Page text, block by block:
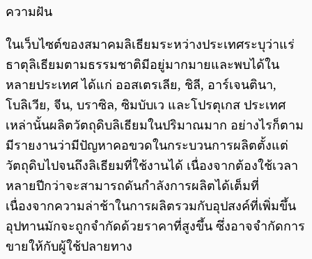
ความฝัน
ในเว็บไซต์ของสมาคมลิเธียมระหว่างประเทศระบุว่าแร่
ธาตุลิเธียมตามธรรมชาติมีอยู่มากมายและพบได้ใน
หลายประเทศ ได้แก่ ออสเตรเลีย, ชิลี, อาร์เจนตินา,
โบลิเวีย, จีน, บราซิล, ซิมบับเว และโปรตุเกส ประเทศ
เหล่านั้นผลิตวัตถุดิบลิเธียมในปริมาณมาก อย่างไรก็ตาม
มีรายงานว่ามีปัญหาคอขวดในกระบวนการผลิตตั้งแต่
วัตถุดิบไปจนถึงลิเธียมที่ใช้งานได้ เนื่องจากต้องใช้เวลา
หลายปีกว่าจะสามารถดันกำลังการผลิตได้เต็มที่
เนื่องจากความล่าช้าในการผลิตรวมกับอุปสงค์ที่เพิ่มขึ้น
อุปทานมักจะถูกจำกัดด้วยราคาที่สูงขึ้น ซึ่งอาจจำกัดการ
ขายให้กับผู้ใช้ปลายทาง